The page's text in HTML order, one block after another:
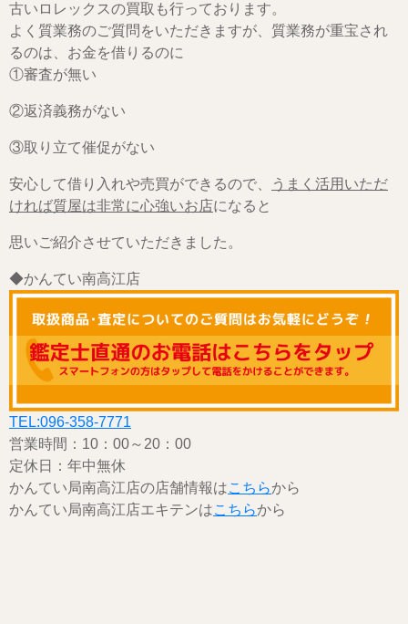
古いロレックスの買取も行っております。
よく質業務のご質問をいただきますが、質業務が重宝され
るのは、お金を借りるのに
①審査が無い
②返済義務がない
③取り立て催促がない
安心して借り入れや売買ができるので、
うまく活用いただ
ければ質屋は非常に心強いお店になると
思いご紹介させていただきました。
◆かんてい南高江店
TEL:096-358-7771
営業時間：10：00～20：00
定休日：年中無休
かんてい局南高江店の店舗情報はこちらから
かんてい局南高江店エキテンはこちらから